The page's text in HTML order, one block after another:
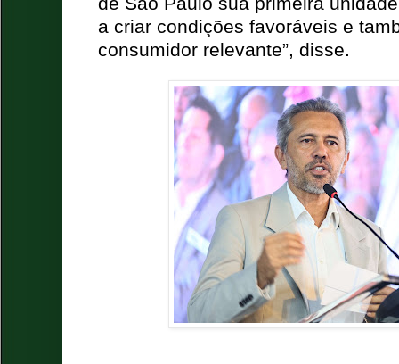
a criar condições favoráveis e
consumidor relevante”, disse.